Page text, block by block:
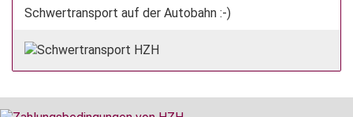
Schwertransport auf der Autobahn :-)